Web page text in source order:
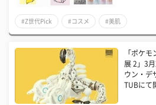
#Z世代Pick #コスメ #美肌
「ポケ
展 2」3
ウン・デ
TUBにて